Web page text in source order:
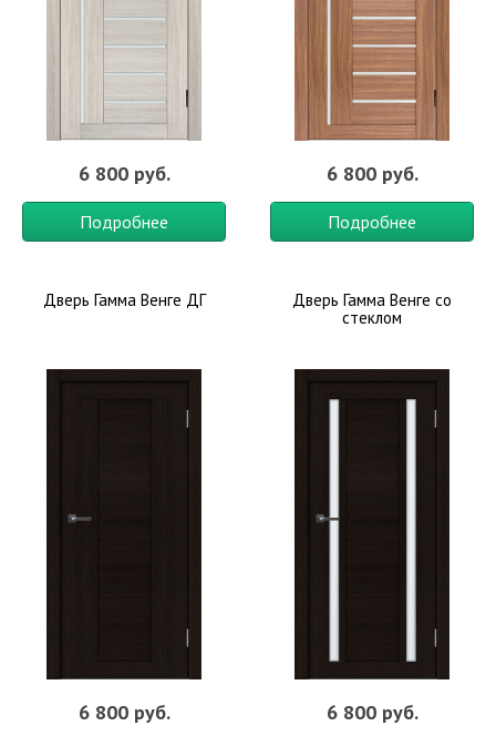
6 800 руб.
Подробнее
6 800 руб.
Подробнее
Дверь Гамма Венге ДГ
6 800 руб.
Дверь Гамма Венге со
стеклом
6 800 руб.